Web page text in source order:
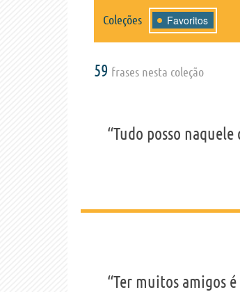
Coleções Favoritos
59 frases nesta coleção
“Tudo posso
“Ter muitos amigos